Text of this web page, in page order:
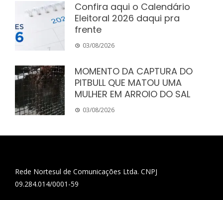
Confira aqui o Calendário
Eleitoral 2026 daqui pra
frente
03/08/2026
MOMENTO DA CAPTURA DO
PITBULL QUE MATOU UMA
MULHER EM ARROIO DO SAL
03/08/2026
Rede Nortesul de Comunicações Ltda. CNPJ
09.284.014/0001-59